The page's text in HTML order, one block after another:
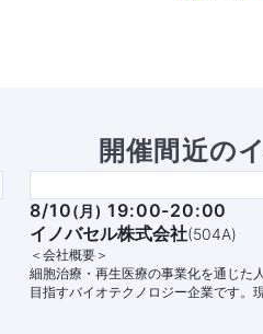
開催間近の
8/10( 月) 19:00-20:00
イノバセル株式会社(504A)
＜会社概要＞
細胞治療・再生医療の事業化を通じた
目指すバイオテクノロジー企業です。